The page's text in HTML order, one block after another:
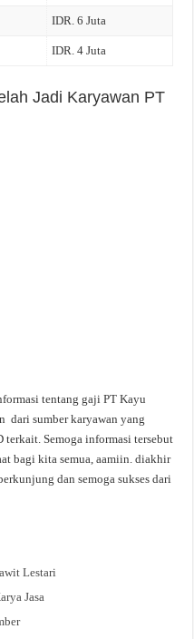
IDR. 6 Juta
IDR. 4 Juta
Jadi Karyawan PT
tentang gaji PT Kayu
dari sumber karyawan yang
Semoga informasi tersebut
bagi kita semua, aamiin. diakhir
dan semoga sukses dari
Lestari
Jasa